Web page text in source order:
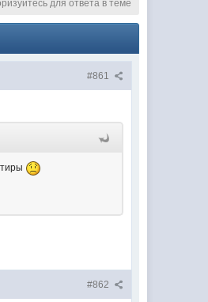
для ответа в теме
#861
#862